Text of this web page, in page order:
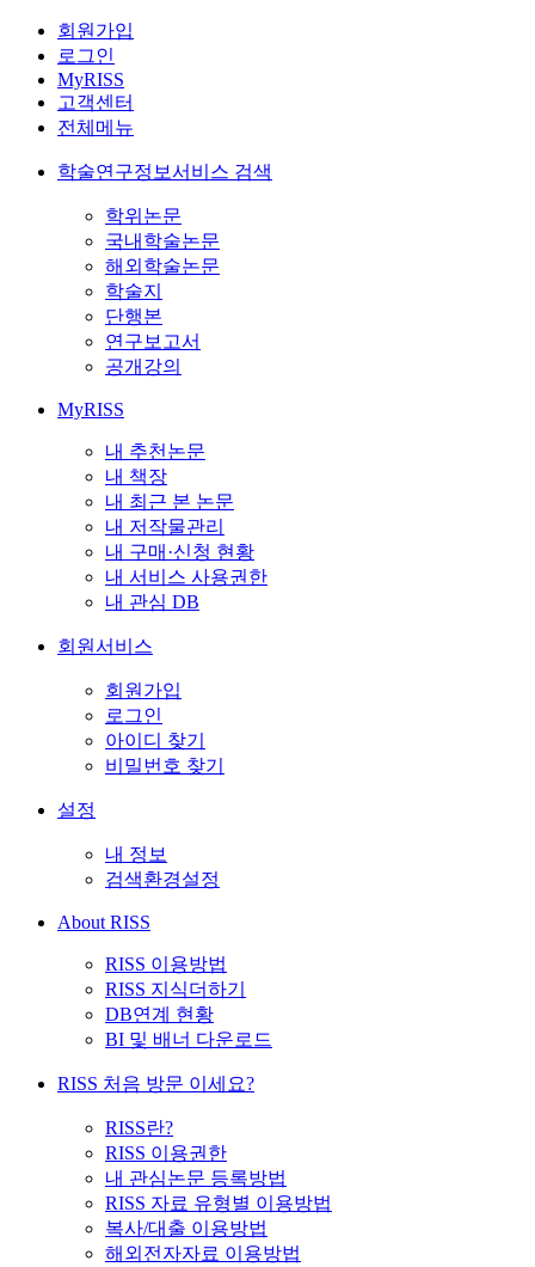
회원가입
로그인
MyRISS
고객센터
전체메뉴
학술연구정보서비스 검색
학위논문
국내학술논문
해외학술논문
학술지
단행본
연구보고서
공개강의
MyRISS
내 추천논문
내 책장
내 최근 본 논문
내 저작물관리
내 구매·신청 현황
내 서비스 사용권한
내 관심 DB
회원서비스
회원가입
로그인
아이디 찾기
비밀번호 찾기
설정
내 정보
검색환경설정
About RISS
RISS 이용방법
RISS 지식더하기
DB연계 현황
BI 및 배너 다운로드
RISS 처음 방문 이세요?
RISS란?
RISS 이용권한
내 관심논문 등록방법
RISS 자료 유형별 이용방법
복사/대출 이용방법
해외전자자료 이용방법